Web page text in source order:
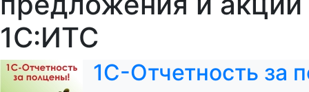
1С:ИТС
1С-Отчетность за